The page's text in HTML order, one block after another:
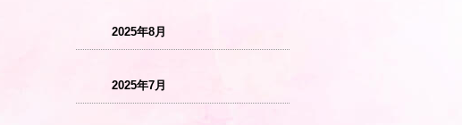
2025年8月
2025年7月